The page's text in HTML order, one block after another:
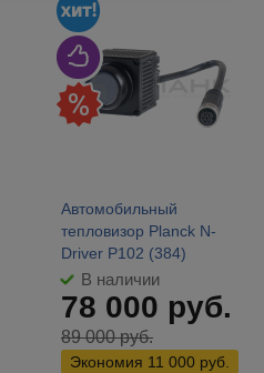
Автомобильный
тепловизор Planck N-
Driver P102 (384)
В наличии
78 000 руб.
89 000руб.
Экономия 11 000 руб.